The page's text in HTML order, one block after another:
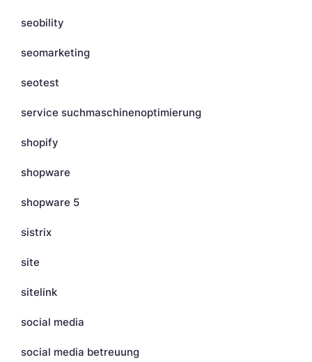
seobility
seomarketing
seotest
service suchmaschinenoptimierung
shopify
shopware
shopware 5
sistrix
site
sitelink
social media
social media betreuung